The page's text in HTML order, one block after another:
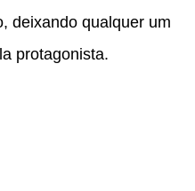
deixando qualquer um
protagonista.